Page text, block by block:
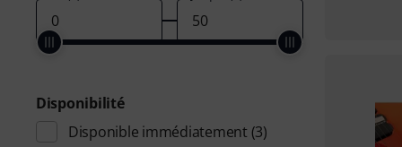
Disponibilité
Disponible immédiatement (3)